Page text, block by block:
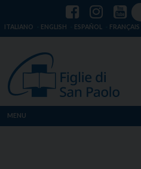
ITALIANO ENGLISH ESPAÑOL FRANÇAIS
MENU